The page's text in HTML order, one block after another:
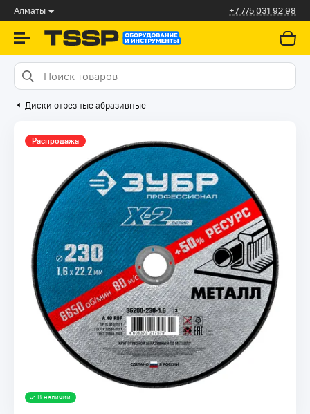
Алматы +7 775 031 92 98
Диски отрезные абразивные
В наличии
Распродажа